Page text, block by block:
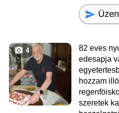
4
82 eves
edesapja
hozzam
szeretek